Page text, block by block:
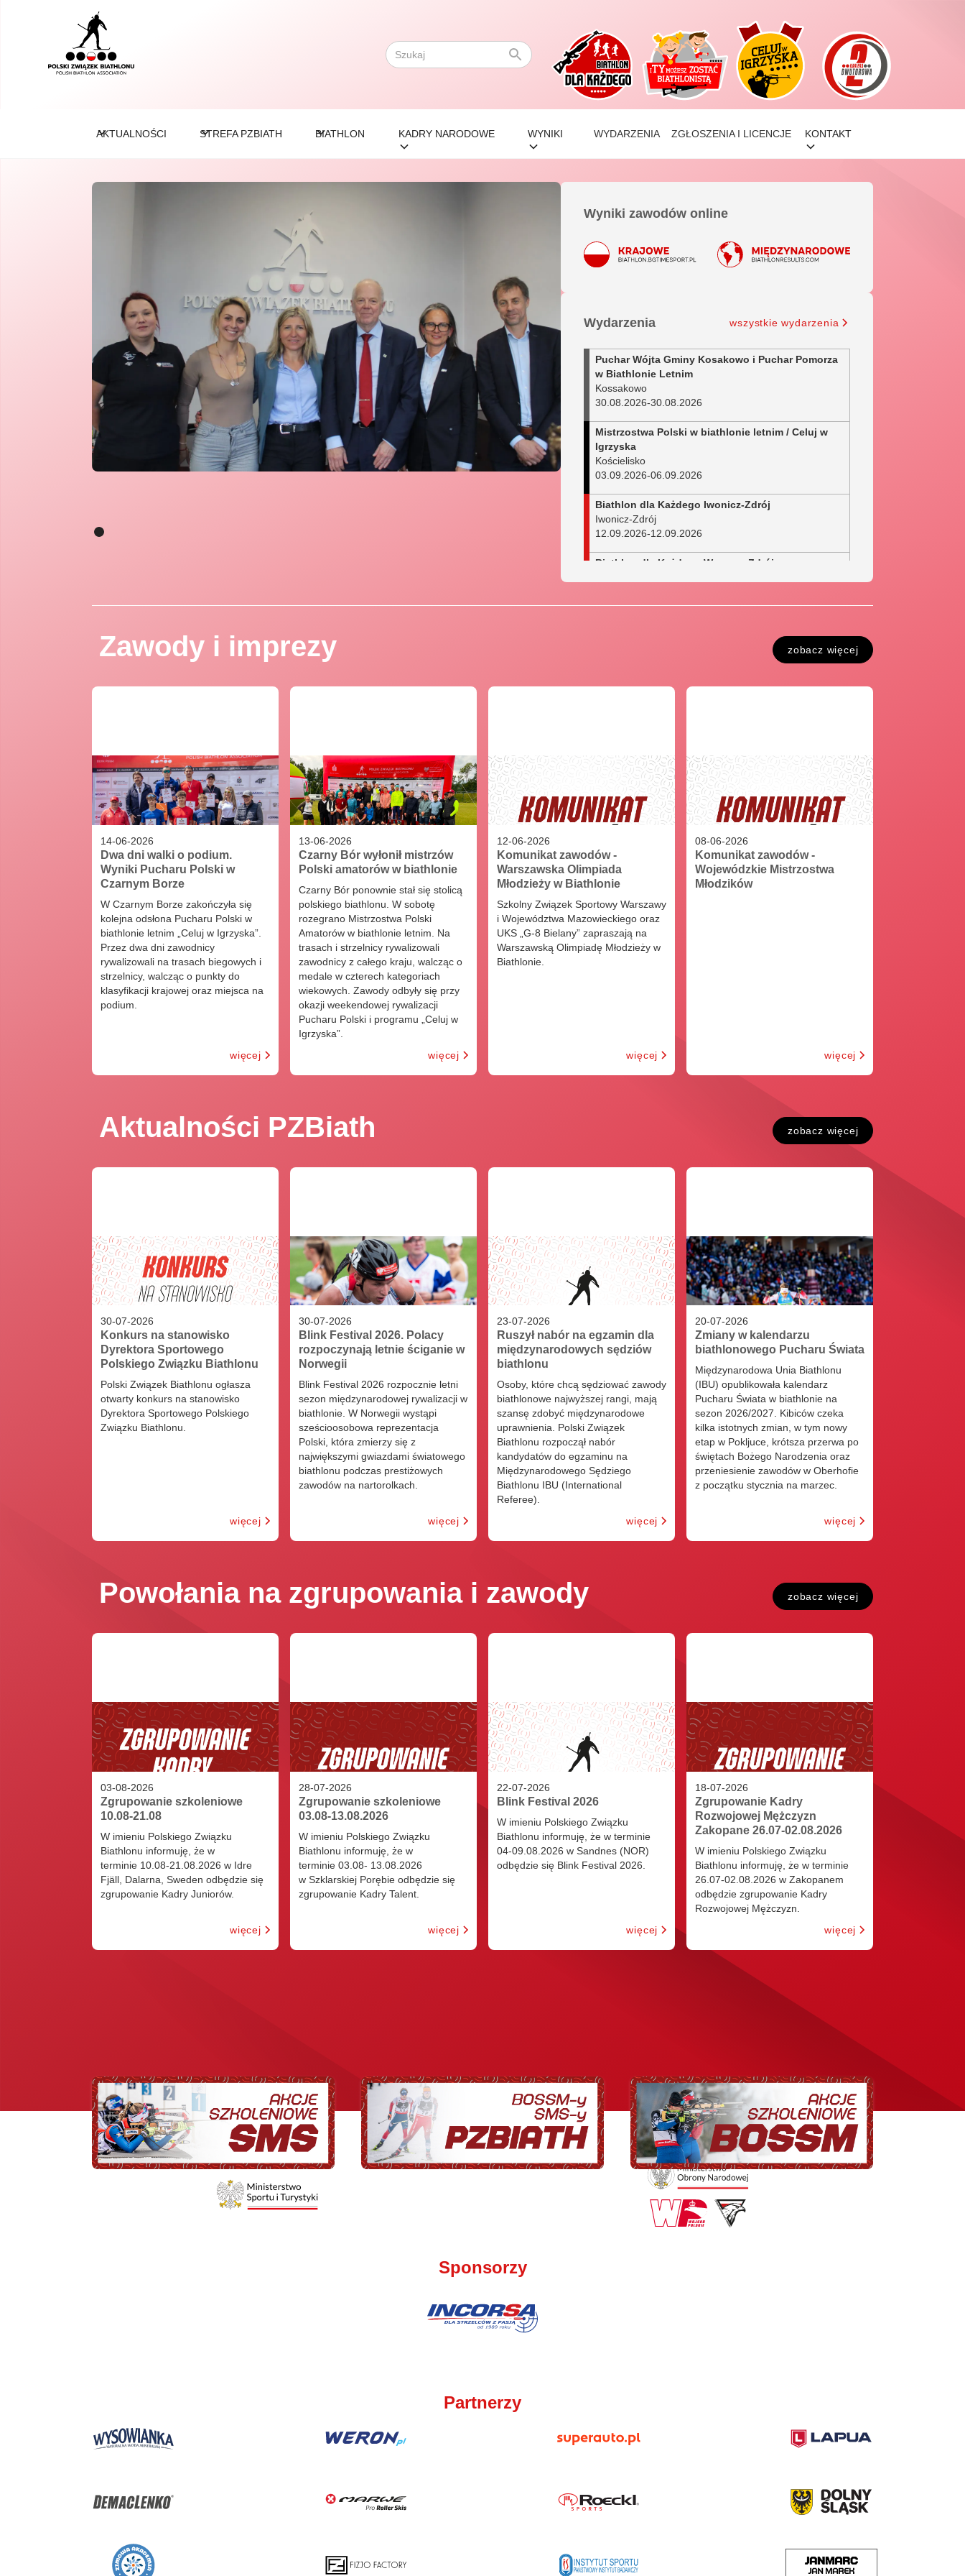
AKTUALNOŚCI STREFA PZBIATH BIATHLON KADRY NARODOWE WYNIKI WYDARZENIA ZGŁOSZENIA I LICENCJE KONTAKT
Wydarzenia wszystkie wydarzenia
Puchar Wójta Gminy Kosakowo i Puchar Pomorza
w Biathlonie Letnim
Kossakowo
30.08.2026-30.08.2026
Mistrzostwa Polski w biathlonie letnim / Celuj w
Igrzyska
Kościelisko
03.09.2026-06.09.2026
Biathlon dla Każdego Iwonicz-Zdrój
Iwonicz-Zdrój
12.09.2026-12.09.2026
Biathlon dla Każdego Wysowa-Zdrój
Wyniki zawodów online
Zawody i imprezy zobacz więcej
14-06-2026
Dwa dni walki o podium.
Wyniki Pucharu Polski w
Czarnym Borze
W Czarnym Borze zakończyła się
kolejna odsłona Pucharu Polski w
biathlonie letnim „Celuj w Igrzyska”.
Przez dwa dni zawodnicy
rywalizowali na trasach biegowych i
strzelnicy, walcząc o punkty do
klasyfikacji krajowej oraz miejsca na
podium.
więcej
13-06-2026
Czarny Bór wyłonił mistrzów
Polski amatorów w biathlonie
Czarny Bór ponownie stał się stolicą
polskiego biathlonu. W sobotę
rozegrano Mistrzostwa Polski
Amatorów w biathlonie letnim. Na
trasach i strzelnicy rywalizowali
zawodnicy z całego kraju, walcząc o
medale w czterech kategoriach
wiekowych. Zawody odbyły się przy
okazji weekendowej rywalizacji
Pucharu Polski i programu „Celuj w
Igrzyska”.
więcej
12-06-2026
Komunikat zawodów -
Warszawska Olimpiada
Młodzieży w Biathlonie
Szkolny Związek Sportowy Warszawy
i Województwa Mazowieckiego oraz
UKS „G-8 Bielany” zapraszają na
Warszawską Olimpiadę Młodzieży w
Biathlonie.
więcej
08-06-2026
Komunikat zawodów -
Wojewódzkie Mistrzostwa
Młodzików
więcej
Aktualności PZBiath zobacz więcej
30-07-2026
Konkurs na stanowisko
Dyrektora Sportowego
Polskiego Związku Biathlonu
Polski Związek Biathlonu ogłasza
otwarty konkurs na stanowisko
Dyrektora Sportowego Polskiego
Związku Biathlonu.
więcej
30-07-2026
Blink Festival 2026. Polacy
rozpoczynają letnie ściganie w
Norwegii
Blink Festival 2026 rozpocznie letni
sezon międzynarodowej rywalizacji w
biathlonie. W Norwegii wystąpi
sześcioosobowa reprezentacja
Polski, która zmierzy się z
największymi gwiazdami światowego
biathlonu podczas prestiżowych
zawodów na nartorolkach.
więcej
23-07-2026
Ruszył nabór na egzamin dla
międzynarodowych sędziów
biathlonu
Osoby, które chcą sędziować zawody
biathlonowe najwyższej rangi, mają
szansę zdobyć międzynarodowe
uprawnienia. Polski Związek
Biathlonu rozpoczął nabór
kandydatów do egzaminu na
Międzynarodowego Sędziego
Biathlonu IBU (International
Referee).
więcej
20-07-2026
Zmiany w kalendarzu
biathlonowego Pucharu Świata
Międzynarodowa Unia Biathlonu
(IBU) opublikowała kalendarz
Pucharu Świata w biathlonie na
sezon 2026/2027. Kibiców czeka
kilka istotnych zmian, w tym nowy
etap w Pokljuce, krótsza przerwa po
świętach Bożego Narodzenia oraz
przeniesienie zawodów w Oberhofie
z początku stycznia na marzec.
więcej
Powołania na zgrupowania i zawody zobacz więcej
03-08-2026
Zgrupowanie szkoleniowe
10.08-21.08
W imieniu Polskiego Związku
Biathlonu informuję, że w
terminie 10.08-21.08.2026 w Idre
Fjäll, Dalarna, Sweden odbędzie się
zgrupowanie Kadry Juniorów.
więcej
28-07-2026
Zgrupowanie szkoleniowe
03.08-13.08.2026
W imieniu Polskiego Związku
Biathlonu informuję, że w
terminie 03.08- 13.08.2026
w Szklarskiej Porębie odbędzie się
zgrupowanie Kadry Talent.
więcej
22-07-2026
Blink Festival 2026
W imieniu Polskiego Związku
Biathlonu informuję, że w terminie
04-09.08.2026 w Sandnes (NOR)
odbędzie się Blink Festival 2026.
więcej
18-07-2026
Zgrupowanie Kadry
Rozwojowej Mężczyzn
Zakopane 26.07-02.08.2026
W imieniu Polskiego Związku
Biathlonu informuję, że w terminie
26.07-02.08.2026 w Zakopanem
odbędzie zgrupowanie Kadry
Rozwojowej Mężczyzn.
więcej
Partnerzy instytucjonalni
Sponsorzy
Partnerzy